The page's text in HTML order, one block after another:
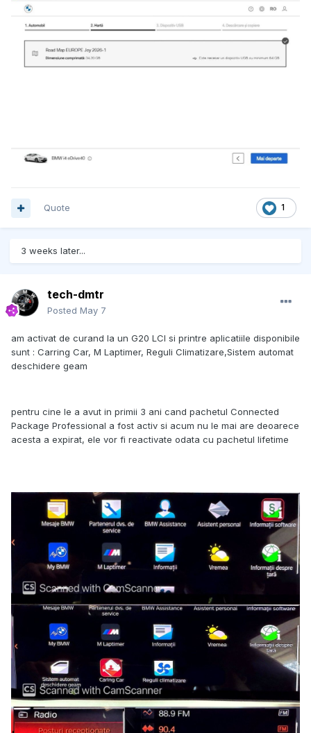
1
Quote
3 weeks later...
tech-dmtr
Posted May 7
am activat de curand la un G20 LCI si printre aplicatiile disponibile
sunt : Carring Car, M Laptimer, Reguli Climatizare,Sistem automat
deschidere geam
pentru cine le a avut in primii 3 ani cand pachetul Connected
Package Professional a fost activ si acum nu le mai are deoarece
acesta a expirat, ele vor fi reactivate odata cu pachetul lifetime